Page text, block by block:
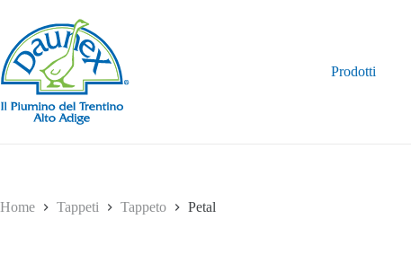
contenuto
Prodotti
Home Tappeti Tappeto Petal